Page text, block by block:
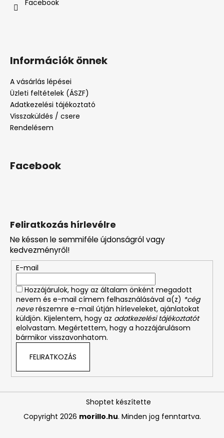
Feliratkozás hírlevélre
Ne késsen le semmiféle újdonságról vagy
kedvezményről!
E-mail
Hozzájárulok, hogy az általam önként megadott
nevem és e-mail címem felhasználásával a(z) *cég
neverészemre e-mail útján hírleveleket, ajánlatokat
küldjön. Kijelentem, hogy az adatkezelési tájékoztatót
elolvastam. Megértettem, hogy a hozzájárulásom
bármikor visszavonhatom.
FELIRATKOZÁS
Facebook
Információk önnek
A vásárlás lépései
Üzleti feltételek (ÁSZF)
Adatkezelési tájékoztató
Visszaküldés / csere
Rendelésem
Facebook
Shoptet készítette
Copyright 2026 morillo.hu. Minden jog fenntartva.